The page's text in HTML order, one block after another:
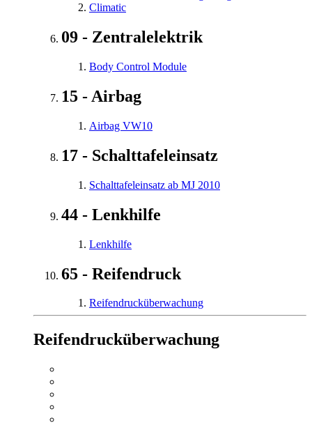
Climatic
09 - Zentralelektrik
Body Control Module
15 - Airbag
Airbag VW10
17 - Schalttafeleinsatz
Schalttafeleinsatz ab MJ 2010
44 - Lenkhilfe
Lenkhilfe
65 - Reifendruck
Reifendrucküberwachung
Reifendrucküberwachung